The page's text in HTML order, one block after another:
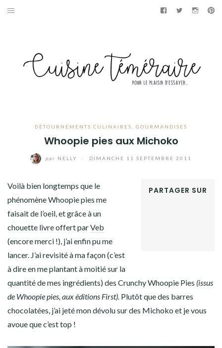
Aller
Facebook
Twitter
DÉTOURNEMENTS CULINAIRES GOURMANDISES
Whoopie pies aux Michoko
par NELLY DIMANCHE 11 SEPTEMBRE 2011
PARTAGER SUR
Voilà bien longtemps que le
phénomène Whoopie pies me
faisait de l’oeil, et grâce à un
chouette livre offert parVeb
(encore merci !), j’ai enfin pu me
lancer. J’ai revisité à ma façon (c’est
à dire en me plantant à moitié sur la
quantité de mes ingrédients) des Crunchy Whoopie Pies (issus
de Whoopie pies, aux éditions First). Plutôt que des barres
chocolatées, j’ai jeté mon dévolu sur des Michoko et je vous
avoue que c’est top !
DÉTOURNEMENTS CULINAIRES
Facebook
TwitterInstagram
Pinterest